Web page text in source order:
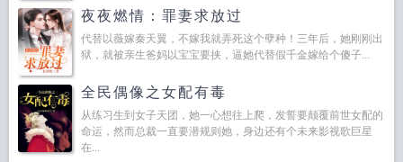
然一身，无处可去，问：恩人，我该如何报答你？她想了想，说：世人困苦，你
若行有余力，便替我渡一渡人间疾苦。那一战后，他本想再去找她，却发现恩人
已与厉鬼同归于尽，身死魂散。三百年后。沈白看着他亲自救回来的恩人一口一
个“师尊”地唤他，而今又躺在怀里，安静小憩，花瓣落在她的鬓间，睫毛轻轻颤
动。他忍不住捧过来亲了一口。江辞：？青丘白：自己救的，自己受着
个人你的背后有只眼
停拍你的背后一直有我领导针对你的背后真相 你的配角在你的背后煎熬你的
背后有一个强大的祖国
夜夜燃情：罪妻求放过
代替以薇嫁秦天翼，不嫁我就弄死这个孽种！三年后，她刚刚出
狱，就被亲生爸妈以宝宝要挟，逼她代替假千金嫁给个傻子...
全民偶像之女配有毒
从练习生到女子天团，她一心想往上爬，发誓要颠覆前世女配的
命运，然而总裁一直要潜规则她，身边还有个未来影视歌巨星
在...